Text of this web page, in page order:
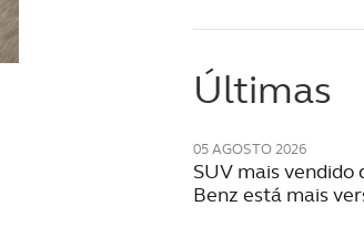
Últimas
05 AGOSTO 2026
SUV mais vendido
Benz está mais